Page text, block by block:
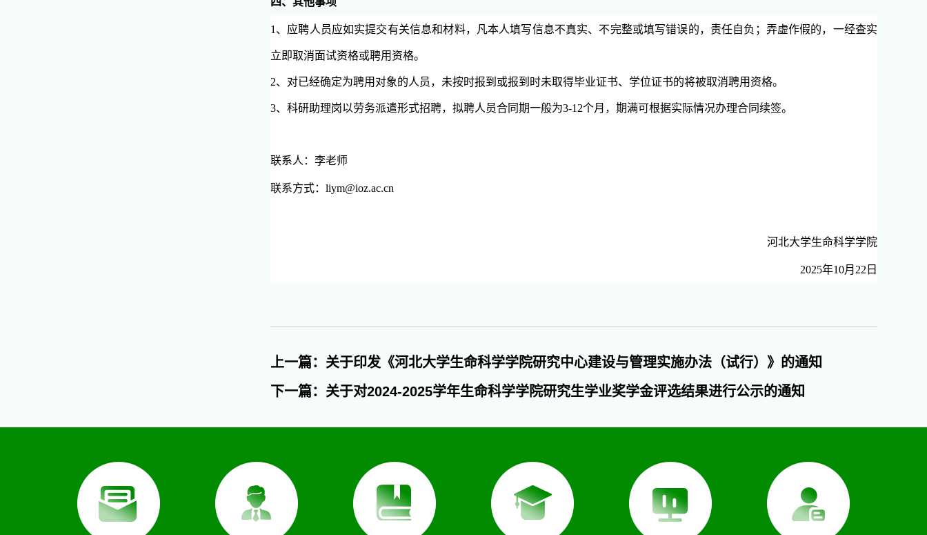
1、应聘人员应如实提交有关信息和材料，凡本人填写信息不真实、不完整或填写错误的，责任自负；弄虚作假的，一经查实
立即取消面试资格或聘用资格。
2、对已经确定为聘用对象的人员，未按时报到或报到时未取得毕业证书、学位证书的将被取消聘用资格。
3、科研助理岗以劳务派遣形式招聘，拟聘人员合同期一般为3-12个月，期满可根据实际情况办理合同续签。
联系人：李老师
联系方式： liym@ioz.ac.cn
河北大学生命科学学院
2025年10月 22 日
上一篇：关于印发《河北大学生命科学学院研究中心建设与管理实施办法（试行）》的通知
下一篇：关于对2024-2025学年生命科学学院研究生学业奖学金评选结果进行公示的通知